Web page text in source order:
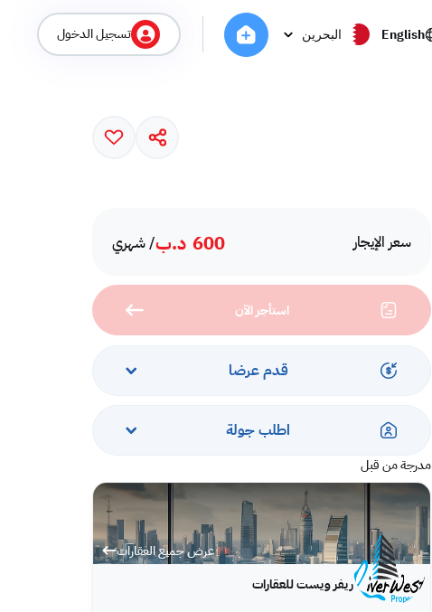
English البحرين تسجيل الدخول
سعر الإيجار 600 د.ب/ شهري
استأجر الآن
قدم عرضا
اطلب جولة
مدرجة من قبل
عرض جميع العقارات
ريفر ويست للعقارات